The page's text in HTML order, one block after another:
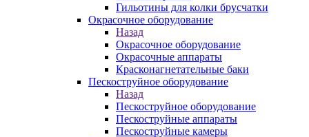
Гильотины для колки брусчатки
Окрасочное оборудование
Назад
Окрасочное оборудование
Окрасочные аппараты
Красконагнетательные баки
Пескоструйное оборудование
Назад
Пескоструйное оборудование
Пескоструйные аппараты
Пескоструйные камеры